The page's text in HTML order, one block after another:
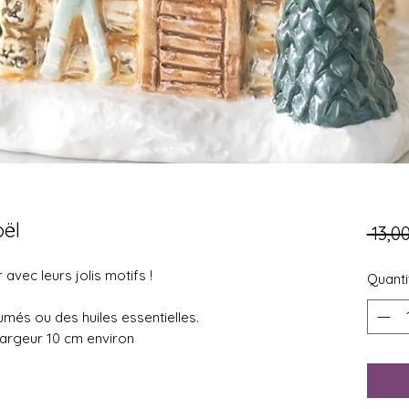
avec leurs jolis motifs !
ou des huiles essentielles.
10 cm environ